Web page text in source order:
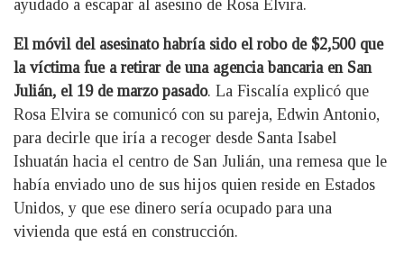
ayudado a escapar al asesino de Rosa Elvira.
El móvil del asesinato habría sido el robo de $2,500 que
la víctima fue a retirar de una agencia bancaria en San
Julián, el 19 de marzo pasado. La Fiscalía explicó que
Rosa Elvira se comunicó con su pareja, Edwin Antonio,
para decirle que iría a recoger desde Santa Isabel
Ishuatán hacia el centro de San Julián, una remesa que le
había enviado uno de sus hijos quien reside en Estados
Unidos, y que ese dinero sería ocupado para una
vivienda que está en construcción.